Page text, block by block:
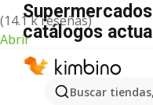
(14.1 k reseñas)
Abrir
Buscar
catálogos